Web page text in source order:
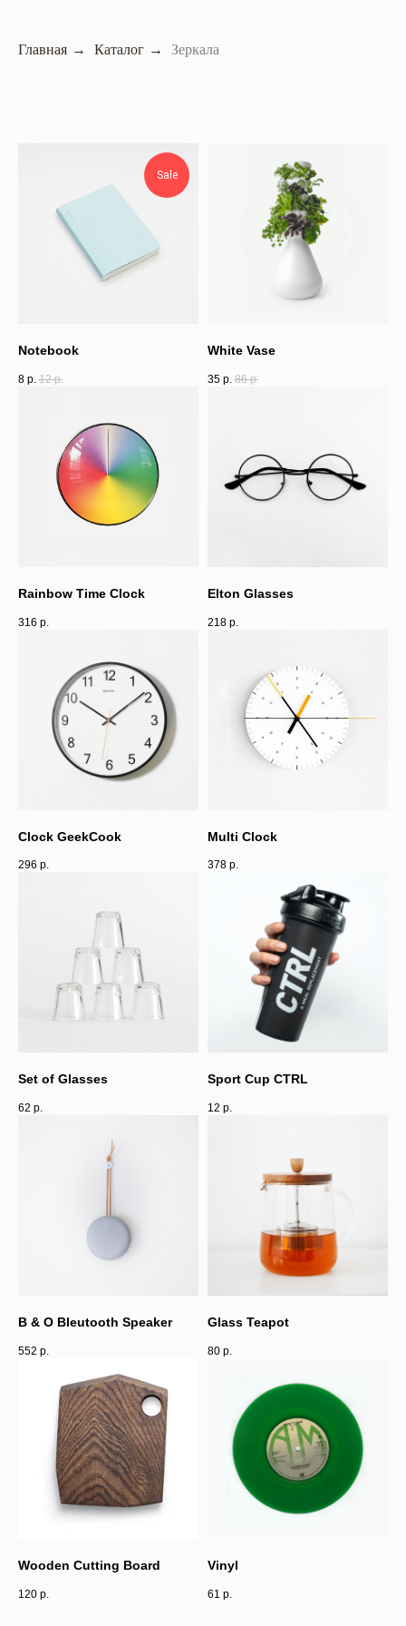
Главная → Каталог → Зеркала
Sale
Notebook
8 р. 12 р.
White Vase
35 р. 86 р.
Rainbow Time Clock
316 р.
Elton Glasses
218 р.
Clock GeekCook
296 р.
Multi Clock
378 р.
Set of Glasses
62 р.
Sport Cup CTRL
12 р.
B & O Bleutooth Speaker
552 р.
Glass Teapot
80 р.
Wooden Cutting Board
120 р.
Vinyl
61 р.